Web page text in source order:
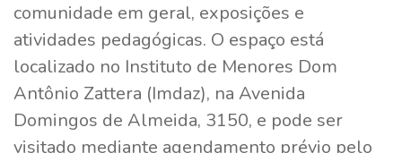
comunidade em geral, exposições e
atividades pedagógicas. O espaço está
localizado no Instituto de Menores Dom
Antônio Zattera (Imdaz), na Avenida
Domingos de Almeida, 3150, e pode ser
visitado mediante agendamento prévio pelo